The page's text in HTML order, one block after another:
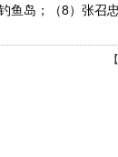
鱼岛；（8）张召
【